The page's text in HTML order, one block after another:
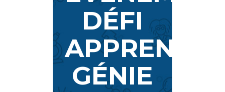
DÉFI
APPRENTI
GÉNIE